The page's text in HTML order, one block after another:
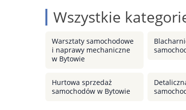
Wszystkie
Warsztaty samochodowe
i naprawy mechaniczne
w Bytowie
Hurtowa sprzedaż
samochodów w Bytowie